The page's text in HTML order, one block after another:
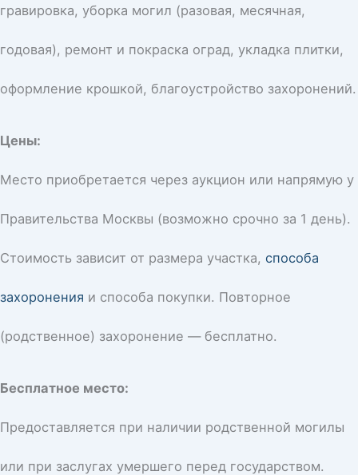
гравировка, уборка могил (разовая, месячная,
годовая), ремонт и покраска оград, укладка плитки,
оформление крошкой, благоустройство захоронений.
Цены:
Место приобретается через аукцион или напрямую у
Правительства Москвы (возможно срочно за 1 день).
Стоимость зависит от размера участка, способа
захоронения и способа покупки. Повторное
(родственное) захоронение — бесплатно.
Бесплатное место:
Предоставляется при наличии родственной могилы
или при заслугах умершего перед государством.